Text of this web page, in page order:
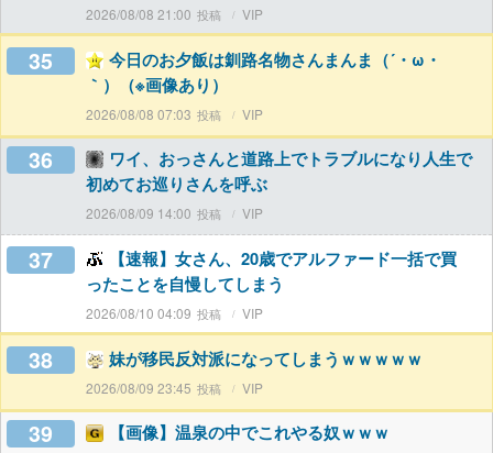
2026/08/08 21:00 VIP
35
今日のお夕飯は釧路名物さんまんま（´・ω・
｀）（※画像あり）
2026/08/08 07:03 VIP
36
ワイ、おっさんと道路上でトラブルになり人生で
初めてお巡りさんを呼ぶ
2026/08/09 14:00 VIP
37
【速報】女さん、20歳でアルファード一括で買
ったことを自慢してしまう
2026/08/10 04:09 VIP
38 妹が移民反対派になってしまうｗｗｗｗｗ
2026/08/09 23:45 VIP
39 【画像】温泉の中でこれやる奴ｗｗｗ